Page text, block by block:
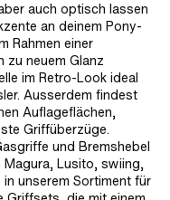
auch optisch lassen
an deinem Pony-
Rahmen einer
zu neuem Glanz
im Retro-Look ideal
Ausserdem findest
Auflageflächen,
Griffüberzüge.
und Bremshebel
Lusito, swiing,
unserem Sortiment für